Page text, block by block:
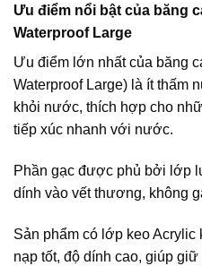
Ưu điểm nổi bật của băng
Waterproof Large
Ưu điểm lớn nhất của băng
Waterproof Large) là ít thấm
khỏi nước, thích hợp cho
tiếp xúc nhanh với nước.
Phần gạc được phủ bởi lớp
dính vào vết thương, không
Sản phẩm có lớp keo Acrylic
nạp tốt, độ dính cao, giúp